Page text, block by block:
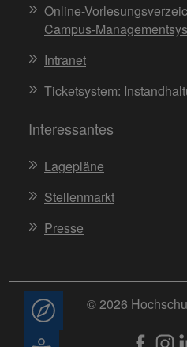
Online-
Campus-
Intranet
Ticketsystem:
Interessantes
Lagepläne
Stellenmarkt
Presse
© 2026
Beratung